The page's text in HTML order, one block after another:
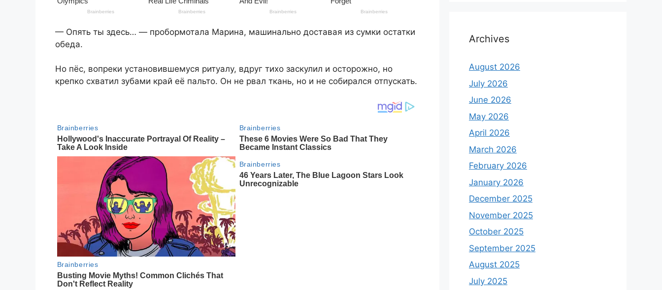
— Опять ты здесь… — пробормотала Марина, машинально доставая из сумки остатки
обеда.
Но пёс, вопреки установившемуся ритуалу, вдруг тихо заскулил и осторожно, но
крепко схватил зубами край её пальто. Он не рвал ткань, но и не собирался отпускать.
Archives
August 2026
July 2026
June 2026
May 2026
April 2026
March 2026
February 2026
January 2026
December 2025
November 2025
October 2025
September 2025
August 2025
July 2025